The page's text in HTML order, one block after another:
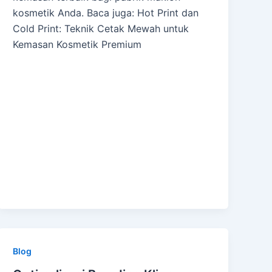
kosmetik Anda. Baca juga: Hot Print dan
Cold Print: Teknik Cetak Mewah untuk
Kemasan Kosmetik Premium
Blog